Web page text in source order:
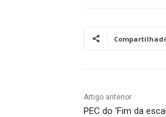
Artigo anterior
PEC do ‘Fim da